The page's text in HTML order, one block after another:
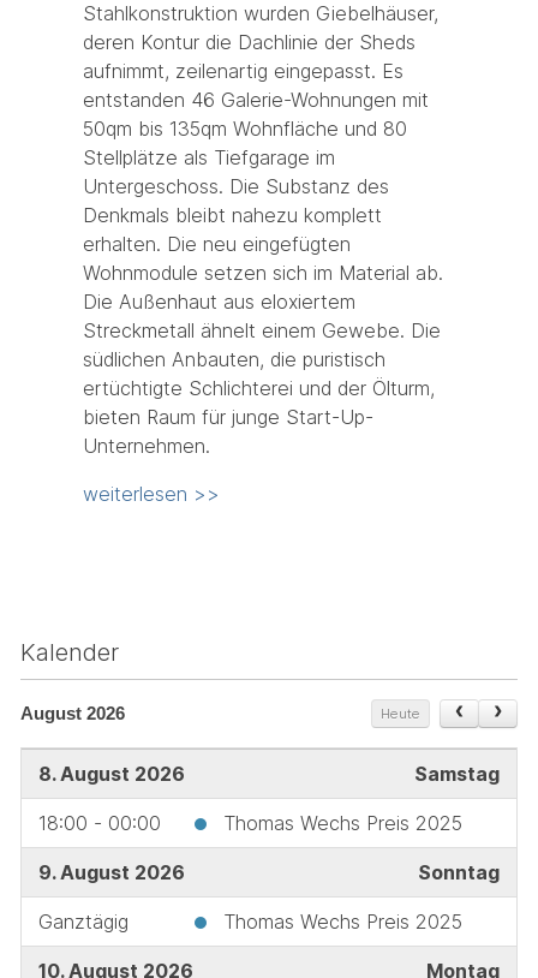
Stahlkonstruktion wurden Giebelhäuser,
deren Kontur die Dachlinie der Sheds
aufnimmt, zeilenartig eingepasst. Es
entstanden 46 Galerie-Wohnungen mit
50qm bis 135qm Wohnfläche und 80
Stellplätze als Tiefgarage im
Untergeschoss. Die Substanz des
Denkmals bleibt nahezu komplett
erhalten. Die neu eingefügten
Wohnmodule setzen sich im Material ab.
Die Außenhaut aus eloxiertem
Streckmetall ähnelt einem Gewebe. Die
südlichen Anbauten, die puristisch
ertüchtigte Schlichterei und der Ölturm,
bieten Raum für junge Start-Up-
Unternehmen.
weiterlesen >>
Kalender
August 2026 Heute
8. August 2026 Samstag
18:00 - 00:00 Thomas Wechs Preis 2025
9. August 2026 Sonntag
Ganztägig Thomas Wechs Preis 2025
10. August 2026 Montag